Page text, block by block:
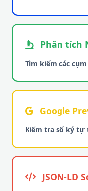
Phân tích
Tìm kiếm các
Google
Kiểm tra số ký tự
JSON-LD